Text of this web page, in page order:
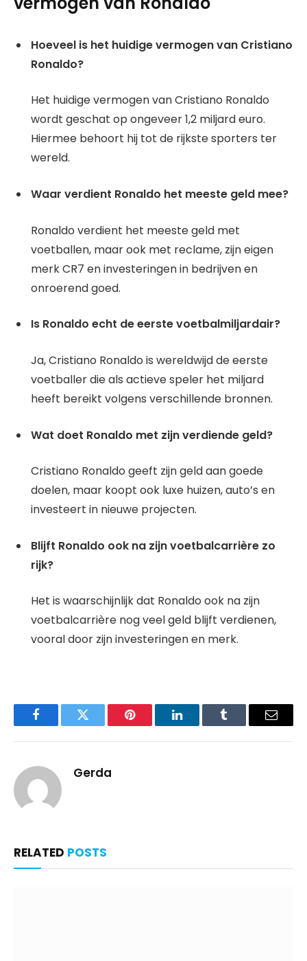
Hoeveel is het huidige vermogen van Cristiano
Ronaldo?
Het huidige vermogen van Cristiano Ronaldo
wordt geschat op ongeveer 1,2 miljard euro.
Hiermee behoort hij tot de rijkste sporters ter
wereld.
Waar verdient Ronaldo het meeste geld mee?
Ronaldo verdient het meeste geld met
voetballen, maar ook met reclame, zijn eigen
merk CR7 en investeringen in bedrijven en
onroerend goed.
Is Ronaldo echt de eerste voetbalmiljardair?
Ja, Cristiano Ronaldo is wereldwijd de eerste
voetballer die als actieve speler het miljard
heeft bereikt volgens verschillende bronnen.
Wat doet Ronaldo met zijn verdiende geld?
Cristiano Ronaldo geeft zijn geld aan goede
doelen, maar koopt ook luxe huizen, auto’s en
investeert in nieuwe projecten.
Blijft Ronaldo ook na zijn voetbalcarrière zo
rijk?
Het is waarschijnlijk dat Ronaldo ook na zijn
voetbalcarrière nog veel geld blijft verdienen,
vooral door zijn investeringen en merk.
FacebookTwitter Pinterest LinkedInTumblr Email
Gerda
RELATED POSTS